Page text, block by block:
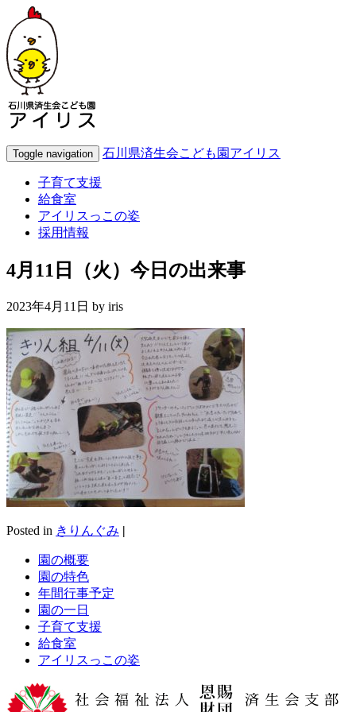
Toggle navigation 石川県済生会こども園アイリス
子育て支援
給食室
アイリスっこの姿
採用情報
4月11日（火）今日の出来事
2023年4月11日 by iris
Posted in きりんぐみ |
園の概要
園の特色
年間行事予定
園の一日
子育て支援
給食室
アイリスっこの姿